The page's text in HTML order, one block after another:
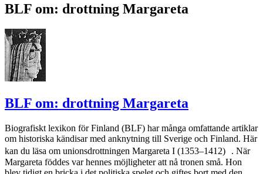
BLF om: drottning Margareta
BLF om: drottning Margareta
Biografiskt lexikon för Finland (BLF) har många omfattande artiklar
om historiska kändisar med anknytning till Sverige och Finland. Här
kan du läsa om unionsdrottningen Margareta I (1353–1412) . När
Margareta föddes var hennes möjligheter att nå tronen små. Hon